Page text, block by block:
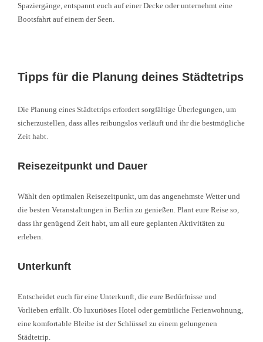
Spaziergänge, entspannt euch auf einer Decke oder unternehmt eine
Bootsfahrt auf einem der Seen.
Tipps für die Planung deines Städtetrips
Die Planung eines Städtetrips erfordert sorgfältige Überlegungen, um
sicherzustellen, dass alles reibungslos verläuft und ihr die bestmögliche
Zeit habt.
Reisezeitpunkt und Dauer
Wählt den optimalen Reisezeitpunkt, um das angenehmste Wetter und
die besten Veranstaltungen in Berlin zu genießen. Plant eure Reise so,
dass ihr genügend Zeit habt, um all eure geplanten Aktivitäten zu
erleben.
Unterkunft
Entscheidet euch für eine Unterkunft, die eure Bedürfnisse und
Vorlieben erfüllt. Ob luxuriöses Hotel oder gemütliche Ferienwohnung,
eine komfortable Bleibe ist der Schlüssel zu einem gelungenen
Städtetrip.